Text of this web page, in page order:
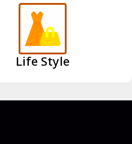
Life Style